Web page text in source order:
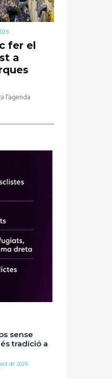
fer el
a
l’agenda
sense
tradició a
de 2026